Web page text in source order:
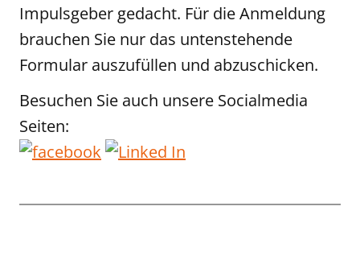
Impulsgeber gedacht. Für die Anmeldung
brauchen Sie nur das untenstehende
Formular auszufüllen und abzuschicken.
Besuchen Sie auch unsere Socialmedia
Seiten: